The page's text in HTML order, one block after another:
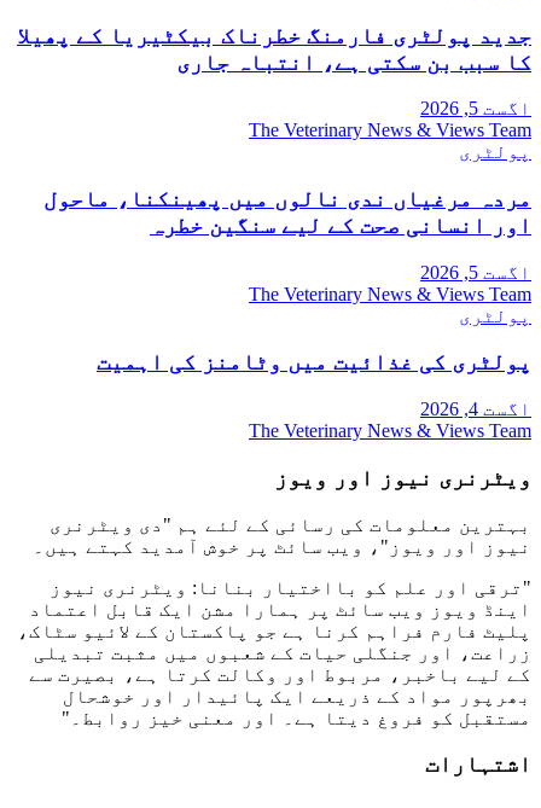
جدید پولٹری فارمنگ خطرناک بیکٹیریا کے پھیلا
کا سبب بن سکتی ہے، انتباہ جاری
اگست 5, 2026
The Veterinary News & Views Team
پولٹری
مردہ مرغیاں ندی نالوں میں پھینکنا، ماحول
اور انسانی صحت کے لیے سنگین خطرہ
اگست 5, 2026
The Veterinary News & Views Team
پولٹری
پولٹری کی غذائیت میں وٹامنز کی اہمیت
اگست 4, 2026
The Veterinary News & Views Team
ویٹرنری نیوز اور ویوز
بہترین معلومات کی رسائی کے لئے ہم "دی ویٹرنری
نیوز اور ویوز"، ویب سائٹ پر خوش آمدید کہتے ہیں۔
"ترقی اور علم کو بااختیار بنانا: ویٹرنری نیوز
اینڈ ویوز ویب سائٹ پر ہمارا مشن ایک قابل اعتماد
پلیٹ فارم فراہم کرنا ہے جو پاکستان کے لائیو سٹاک،
زراعت، اور جنگلی حیات کے شعبوں میں مثبت تبدیلی
کے لیے باخبر، مربوط اور وکالت کرتا ہے، بصیرت سے
بھرپور مواد کے ذریعے ایک پائیدار اور خوشحال
مستقبل کو فروغ دیتا ہے۔ اور معنی خیز روابط۔"
اشتہارات